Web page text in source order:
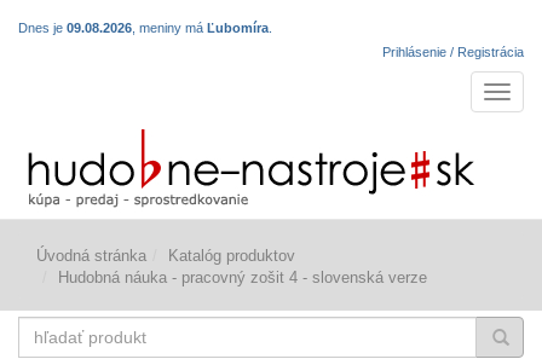
Dnes je 09.08.2026 , meniny má Ľubomíra
Prihlásenie / Registrácia
Úvodná stránka
Katalóg produktov
Hudobná náuka - pracovný zošit 4 - slovenská verze
produkt